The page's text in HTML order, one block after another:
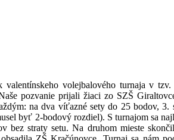
volejbalového turnaja v
pozvanie prijali žiaci zo SZŠ
na dva víťazné sety do 25 bodov, 3.
byť 2-bodový rozdiel). S turnajom sa
bez straty setu. Na druhom mieste